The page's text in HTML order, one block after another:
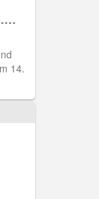
14.